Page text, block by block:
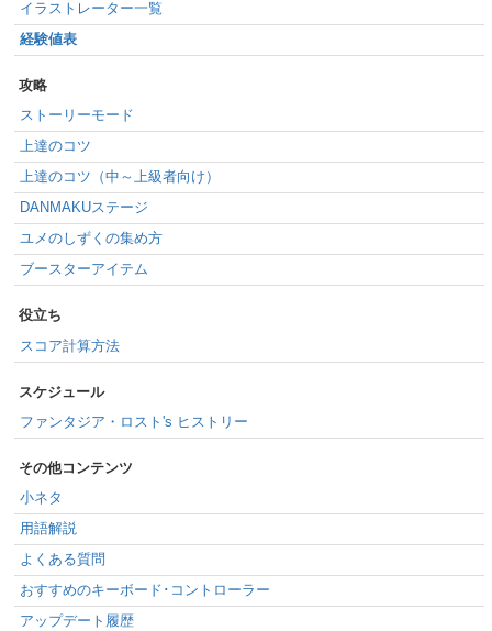
イラストレーター一覧
経験値表
攻略
ストーリーモード
上達のコツ
上達のコツ（中～上級者向け）
DANMAKUステージ
ユメのしずくの集め方
ブースターアイテム
役立ち
スコア計算方法
スケジュール
ファンタジア・ロスト's ヒストリー
その他コンテンツ
小ネタ
用語解説
よくある質問
おすすめのキーボード･コントローラー
アップデート履歴